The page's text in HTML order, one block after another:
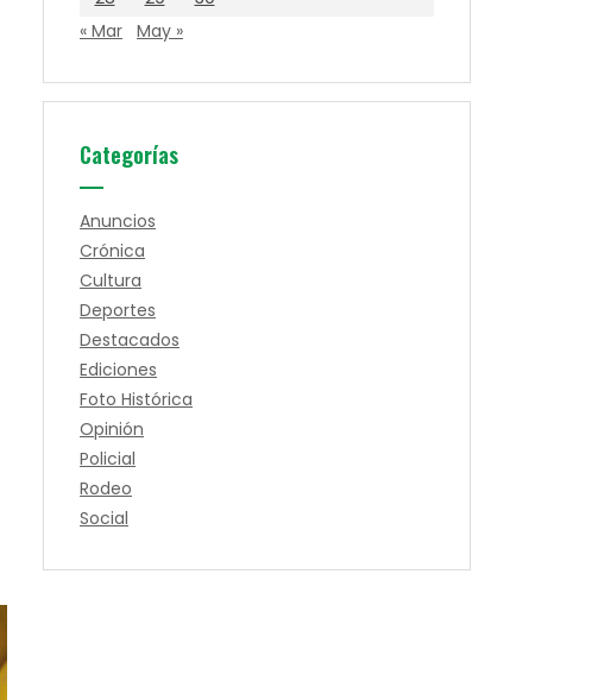
« Mar May »
Categorías
Anuncios
Crónica
Cultura
Deportes
Destacados
Ediciones
Foto Histórica
Opinión
Policial
Rodeo
Social